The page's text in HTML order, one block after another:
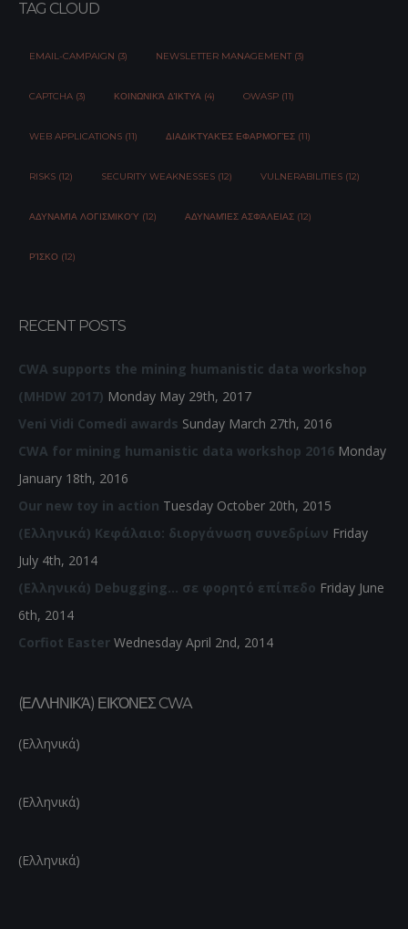
TAG CLOUD
EMAIL-CAMPAIGN (3) NEWSLETTER MANAGEMENT (3)
CAPTCHA (3) ΚΟΙΝΩΝΙΚΆ ΔΊΚΤΥΑ (4) OWASP (11)
WEB APPLICATIONS (11) ΔΙΑΔΙΚΤΥΑΚΈΣ ΕΦΑΡΜΟΓΈΣ (11)
RISKS (12) SECURITY WEAKNESSES (12) VULNERABILITIES (12)
ΑΔΥΝΑΜΊΑ ΛΟΓΙΣΜΙΚΟΎ (12) ΑΔΥΝΑΜΊΕΣ ΑΣΦΆΛΕΙΑΣ (12)
ΡΊΣΚΟ (12)
RECENT POSTS
CWA supports the mining humanistic data workshop
(MHDW 2017) Monday May 29th, 2017
Veni Vidi Comedi awards Sunday March 27th, 2016
CWA for mining humanistic data workshop 2016 Monday
January 18th, 2016
Our new toy in action Tuesday October 20th, 2015
(Ελληνικά) Κεφάλαιο: διοργάνωση συνεδρίων Friday
July 4th, 2014
(Ελληνικά) Debugging… σε φορητό επίπεδο Friday June
6th, 2014
Corfiot Easter Wednesday April 2nd, 2014
(ΕΛΛΗΝΙΚΆ) ΕΙΚΌΝΕΣ CWA
(Ελληνικά)
(Ελληνικά)
(Ελληνικά)